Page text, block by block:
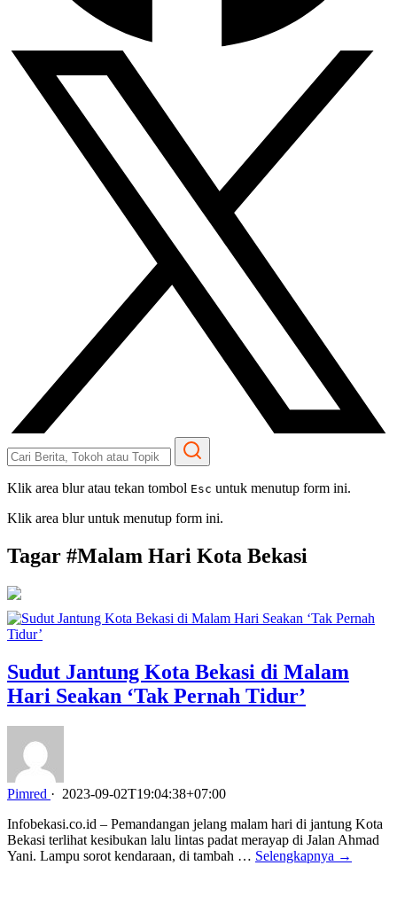
Klik area blur atau tekan tombol Esc untuk menutup form ini.
Klik area blur untuk menutup form ini.
Tagar #Malam Hari Kota Bekasi
Sudut Jantung Kota Bekasi di Malam
Hari Seakan ‘Tak Pernah Tidur’
Pimred · 2023-09-02T19:04:38+07:00
Infobekasi.co.id – Pemandangan jelang malam hari di jantung Kota
Bekasi terlihat kesibukan lalu lintas padat merayap di Jalan Ahmad
Yani. Lampu sorot kendaraan, di tambah … Selengkapnya →